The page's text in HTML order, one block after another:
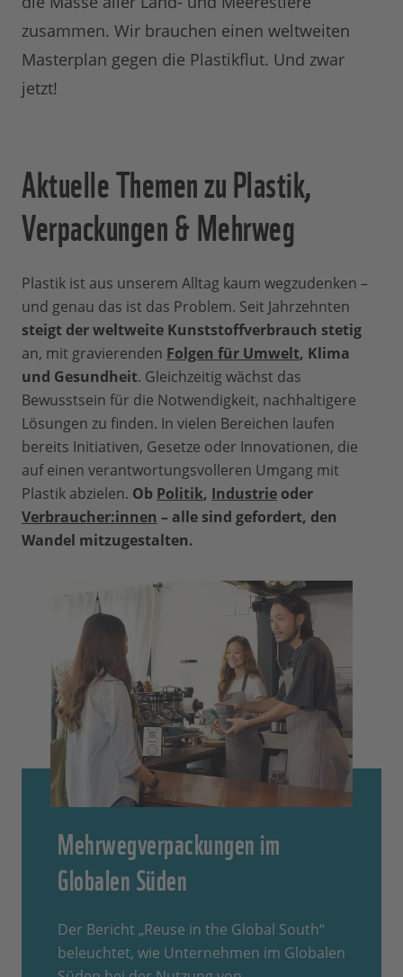
zusammen. Wir brauchen einen weltweiten
Masterplan gegen die Plastikflut. Und zwar
jetzt!
Aktuelle Themen zu Plastik,
Verpackungen & Mehrweg
Plastik ist aus unserem Alltag kaum wegzudenken –
und genau das ist das Problem. Seit Jahrzehnten
steigt der weltweite Kunststoffverbrauch stetig
an, mit gravierenden Folgen für Umwelt, Klima
und Gesundheit. Gleichzeitig wächst das
Bewusstsein für die Notwendigkeit, nachhaltigere
Lösungen zu finden. In vielen Bereichen laufen
bereits Initiativen, Gesetze oder Innovationen, die
auf einen verantwortungsvolleren Umgang mit
Plastik abzielen. Ob Politik, Industrie oder
Verbraucher:innen – alle sind gefordert, den
Wandel mitzugestalten.
Mehrwegverpackungen im
Globalen Süden
Der Bericht „Reuse in the Global South“
beleuchtet, wie Unternehmen im Globalen